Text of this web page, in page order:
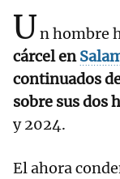
Un hombre
cárcel en
continuados
sobre sus dos
y 2024.
El ahora